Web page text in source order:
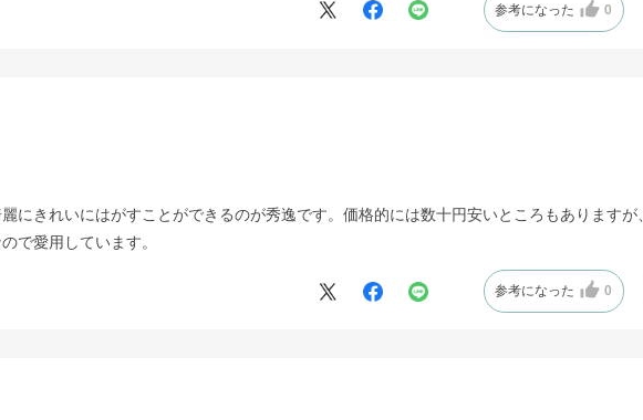
参考になった 0
にきれいにはがすことができるのが秀逸です。価格的には数十円安いところもありますが
で愛用しています。
参考になった 0